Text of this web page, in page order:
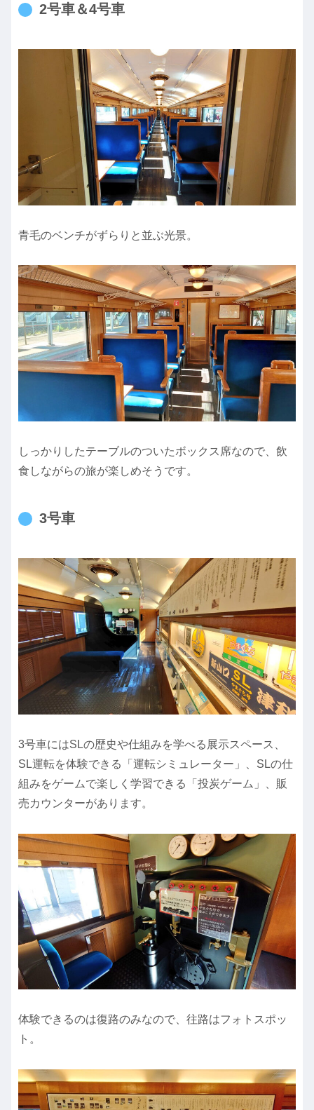
2号車＆4号車
青毛のベンチがずらりと並ぶ光景。
しっかりしたテーブルのついたボックス席なので、飲
食しながらの旅が楽しめそうです。
3号車
3号車にはSLの歴史や仕組みを学べる展示スペース、
SL運転を体験できる「運転シミュレーター」、SLの仕
組みをゲームで楽しく学習できる「投炭ゲーム」、販
売カウンターがあります。
体験できるのは復路のみなので、往路はフォトスポッ
ト。